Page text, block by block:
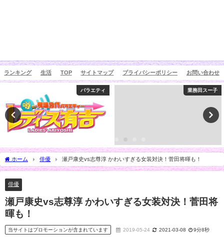
ランキング 生活 TOP サイトマップ プライバシーポリシー お問い合わせ
バラエティ 業務田スー子
ホーム 俳優 瀬戸康史vs志尊淳 かわいすぎる女装対決！菅田将暉も！
俳優
瀬戸康史vs志尊淳 かわいすぎる女装対決！菅田将
暉も！
当サイトはプロモーションが含まれています 2019-05-24 2021-03-08 9分8秒